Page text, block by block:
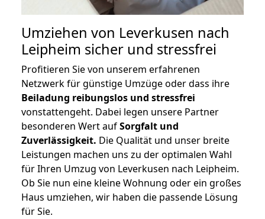
Umziehen von Leverkusen nach
Leipheim sicher und stressfrei
Profitieren Sie von unserem erfahrenen
Netzwerk für günstige Umzüge oder dass ihre
Beiladung reibungslos und stressfrei
vonstattengeht. Dabei legen unsere Partner
besonderen Wert aufSorgfalt und
Zuverlässigkeit. Die Qualität und unser breite
Leistungen machen uns zu der optimalen Wahl
für Ihren Umzug von Leverkusen nach Leipheim.
Ob Sie nun eine kleine Wohnung oder ein großes
Haus umziehen, wir haben die passende Lösung
für Sie.